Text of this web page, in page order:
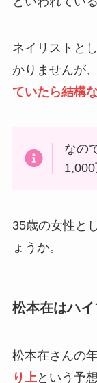
ネイリストと
かりませんが、
ていたら結構
なの
35歳の女性と
ょうか。
松本在はハ
松本在さんの
り上 という予